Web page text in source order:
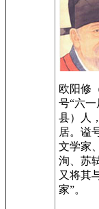
欧阳修
号“六
县）人
居。谥
文学家
洵、苏
又将其
家”。